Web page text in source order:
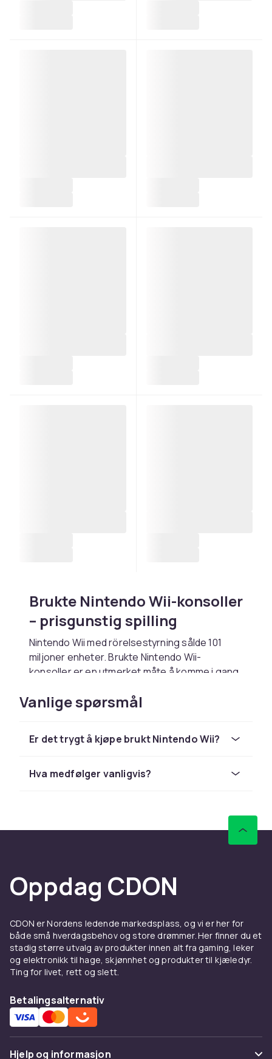
Brukte Nintendo Wii-konsoller
– prisgunstig spilling
Nintendo Wii med rörelsestyrning sålde 101
miljoner enheter. Brukte Nintendo Wii-
konsoller er en utmerket måte å komme i gang
Hva bør man kontrollere ved
kjøp av brukt Nintendo Wii?
fungerer. Test bilde og lyd. En
originalkontroller bør medfølge.
brukt spill eller konsoll som kjøpes i stedet for
nytt reduserer produksjonen av nytt materiale
Når du kjøper brukte spill og konsoller – sjekk
alltid stand og fullstendighet. Spill i
verdifulle. Løse spill uten emballasje er billigere
men gir den samme spillopplevelsen.
Hos CDON finner du et bredt sortiment av
brukte spillprodukter til konkurransedyktige
sparer penger og bidrar til mer bærekraftig
forbruk.
Se alle brukte spillprodukter.
Vanlige spørsmål
Er det trygt å kjøpe brukt Nintendo Wii?
Hva medfølger vanligvis?
Oppdag CDON
CDON er Nordens ledende markedsplass, og vi er her for
både små hverdagsbehov og store drømmer. Her finner du et
stadig større utvalg av produkter innen alt fra gaming, leker
og elektronikk til hage, skjønnhet og produkter til kjæledyr.
Ting for livet, rett og slett.
Betalingsalternativ
Hjelp og informasjon